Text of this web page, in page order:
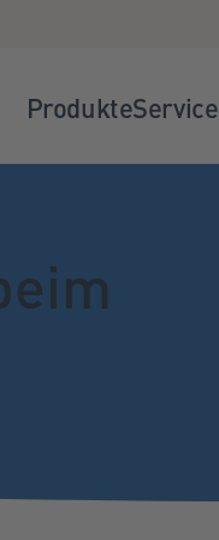
ProdukteService